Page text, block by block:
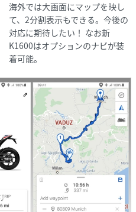
海外では大画面にマップを映し
て、2分割表示もできる。今後の
対応に期待したい！ なお新
K1600はオプションのナビが装
着可能。